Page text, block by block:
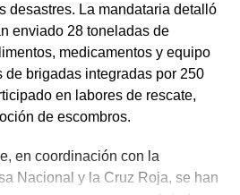
desastres. La mandataria detalló
enviado 28 toneladas de
medicamentos y equipo
brigadas integradas por 250
en labores de rescate,
de escombros.
en coordinación con la
Nacional y la Cruz Roja, se han